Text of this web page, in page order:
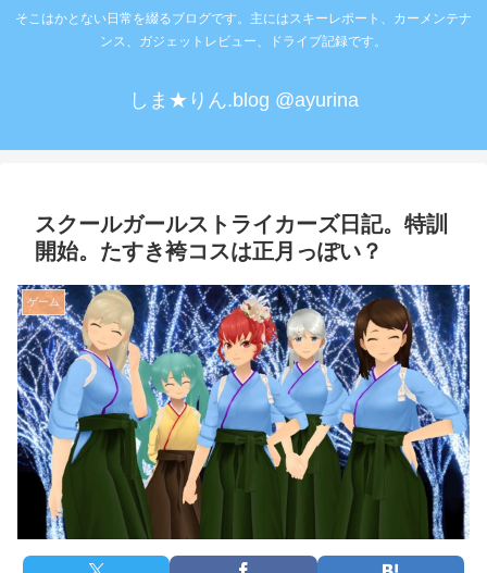
そこはかとない日常を綴るブログです。主にはスキーレポート、カーメンテナ
ンス、ガジェットレビュー、ドライブ記録です。
しま★りん.blog @ayurina
スクールガールストライカーズ日記。特訓
開始。たすき袴コスは正月っぽい？
ゲーム